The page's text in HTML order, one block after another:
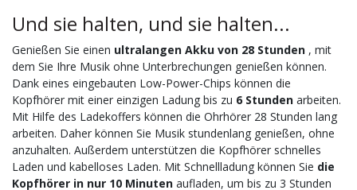
Und sie halten, und sie halten...
Genießen Sie einen ultralangen Akku von 28 Stunden , mit
dem Sie Ihre Musik ohne Unterbrechungen genießen können.
Dank eines eingebauten Low-Power-Chips können die
Kopfhörer mit einer einzigen Ladung bis zu 6 Stunden arbeiten.
Mit Hilfe des Ladekoffers können die Ohrhörer 28 Stunden lang
arbeiten. Daher können Sie Musik stundenlang genießen, ohne
anzuhalten. Außerdem unterstützen die Kopfhörer schnelles
Laden und kabelloses Laden. Mit Schnellladung können Sie die
Kopfhörer in nur 10 Minuten aufladen, um bis zu 3 Stunden